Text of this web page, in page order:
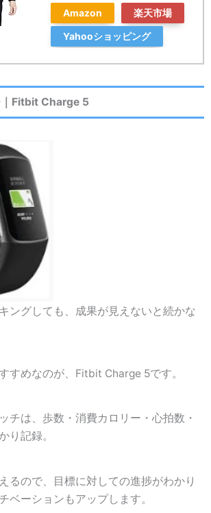
Amazon
楽天市場
Yahooショッピング
Fitbit Charge 5
ングしても、成果が見えないと続かな
すめなのが、Fitbit Charge 5です。
チは、歩数・消費カロリー・心拍数・
り記録。
るので、目標に対しての進捗がわかり
ベーションもアップします。